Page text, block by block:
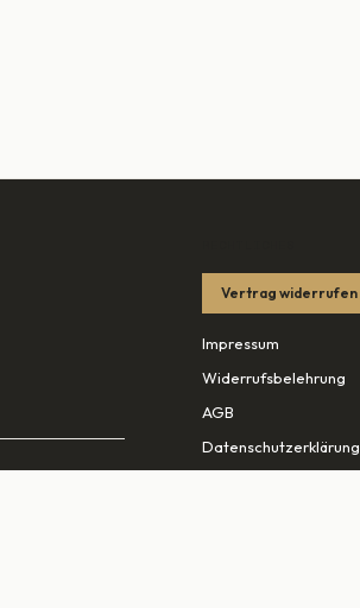
Vertrag widerrufen
Impressum
Widerrufsbelehrung
AGB
Datenschutzerklärung